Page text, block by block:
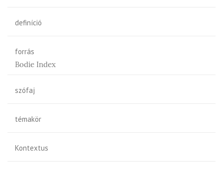
definíció
forrás
Bodie Index
szófaj
témakör
Kontextus